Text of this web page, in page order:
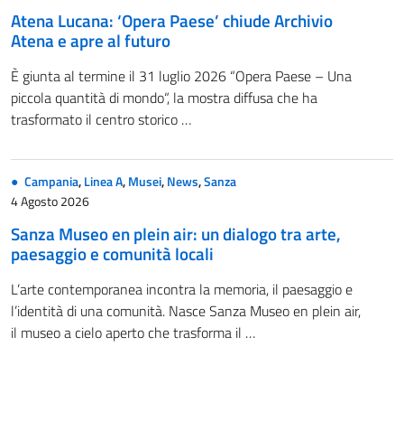
Atena Lucana: ‘Opera Paese’ chiude Archivio
Atena e apre al futuro
È giunta al termine il 31 luglio 2026 “Opera Paese – Una
piccola quantità di mondo“, la mostra diffusa che ha
trasformato il centro storico …
Campania,Linea A,Musei,News,Sanza
4 Agosto 2026
Sanza Museo en plein air: un dialogo tra arte,
paesaggio e comunità locali
L’arte contemporanea incontra la memoria, il paesaggio e
l’identità di una comunità. Nasce Sanza Museo en plein air,
il museo a cielo aperto che trasforma il …